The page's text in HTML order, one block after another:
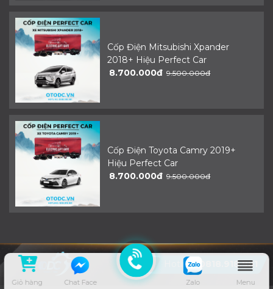
Giỏ hàng Chat Face Zalo Menu
Cốp Điện Mitsubishi Xpander
2018+ Hiệu Perfect Car
8.700.000đ 9.500.000đ
Cốp Điện Toyota Camry 2019+
Hiệu Perfect Car
8.700.000đ 9.500.000đ
Hotline:0818.918.981